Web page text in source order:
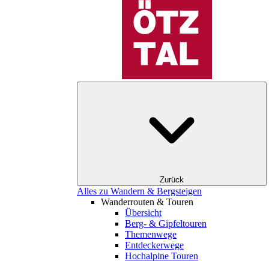
Zurück
Alles zu Wandern & Bergsteigen
Wanderrouten & Touren
Übersicht
Berg- & Gipfeltouren
Themenwege
Entdeckerwege
Hochalpine Touren